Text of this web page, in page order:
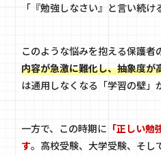
「『勉強しなさい』と言い続け
このような悩みを抱える保護者
内容が急激に難化し、抽象度が
は通用しなくなる「学習の壁」
一方で、この時期に 「正しい
す。高校受験、大学受験、そし